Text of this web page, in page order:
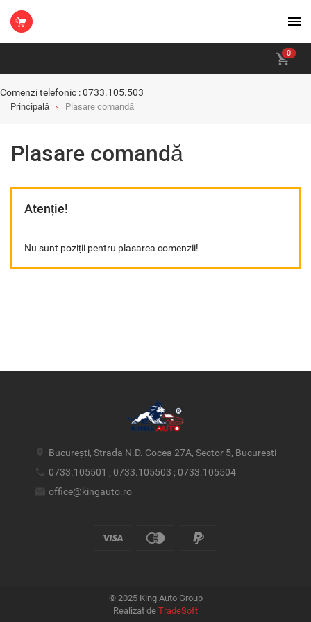
0
Comenzi telefonic : 0733.105.503
Principală Plasare comandă
Plasare comandă
Atenție!
Nu sunt poziții pentru plasarea comenzii!
București, Strada N.D. Cocea 27A, Sector 5, Bucuresti
0733.105501 ; 0733.105503 ; 0733.105504
office@kingauto.ro
© 2025 King Auto Group
Realizat de TradeSoft